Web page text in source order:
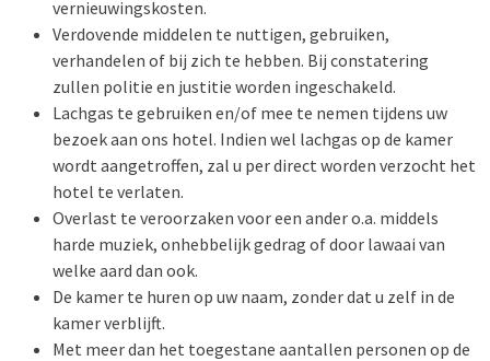
vernieuwingskosten.
Verdovende middelen te nuttigen, gebruiken,
verhandelen of bij zich te hebben. Bij constatering
zullen politie en justitie worden ingeschakeld.
Lachgas te gebruiken en/of mee te nemen tijdens uw
bezoek aan ons hotel. Indien wel lachgas op de kamer
wordt aangetroffen, zal u per direct worden verzocht het
hotel te verlaten.
Overlast te veroorzaken voor een ander o.a. middels
harde muziek, onhebbelijk gedrag of door lawaai van
welke aard dan ook.
De kamer te huren op uw naam, zonder dat u zelf in de
kamer verblijft.
Met meer dan het toegestane aantallen personen op de